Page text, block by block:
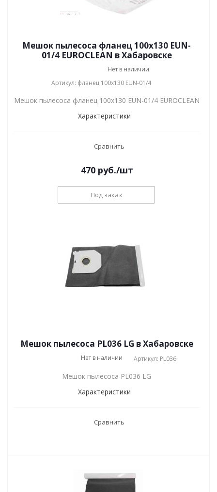
Мешок пылесоса фланец 100х130 EUN-
01/4 EUROCLEAN в Хабаровске
Нет в наличии
Артикул: фланец 100х130 EUN-01/4
Мешок пылесоса фланец 100х130 EUN-01/4 EUROCLEAN
Характеристики
Сравнить
470руб./шт
Под заказ
Мешок пылесоса PL036 LG в Хабаровске
Нет в наличии Артикул: PL036
Мешок пылесоса PL036 LG
Характеристики
Сравнить